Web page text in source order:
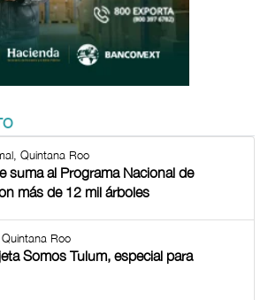
Quintana Roo
suma al Programa Nacional de
más de 12 mil árboles
Roo
Somos Tulum, especial para